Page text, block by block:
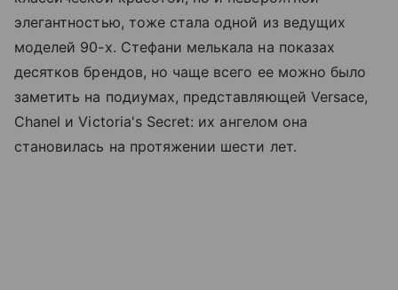
элегантностью, тоже стала одной из ведущих
моделей 90-х. Стефани мелькала на показах
десятков брендов, но чаще всего ее можно было
заметить на подиумах, представляющей Versace,
Chanel и Victoria's Secret: их ангелом она
становилась на протяжении шести лет.